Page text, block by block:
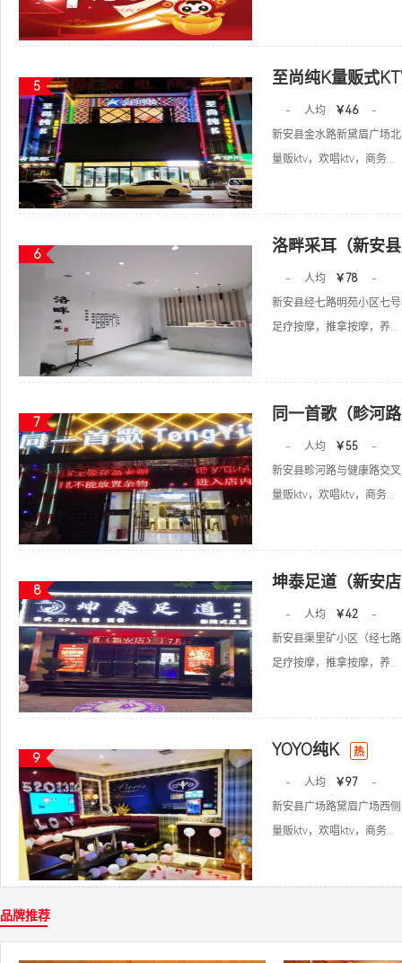
5 至尚纯K量贩式
- 人均 ￥46
-
新安县金水路新黛眉广场北
量贩ktv，欢唱ktv，商务...
6 洛畔采耳（新安
- 人均 ￥78
-
新安县经七路明苑小区七
足疗按摩，推拿按摩，养...
7 同一首歌（畛河
- 人均 ￥55
-
新安县畛河路与健康路交
量贩ktv，欢唱ktv，商务...
8 坤泰足道（新安
- 人均 ￥42
-
新安县渠里矿小区（经七
足疗按摩，推拿按摩，养...
9 YOYO纯K 热
- 人均 ￥97
-
新安县广场路黛眉广场西
量贩ktv，欢唱ktv，商务...
品牌推荐